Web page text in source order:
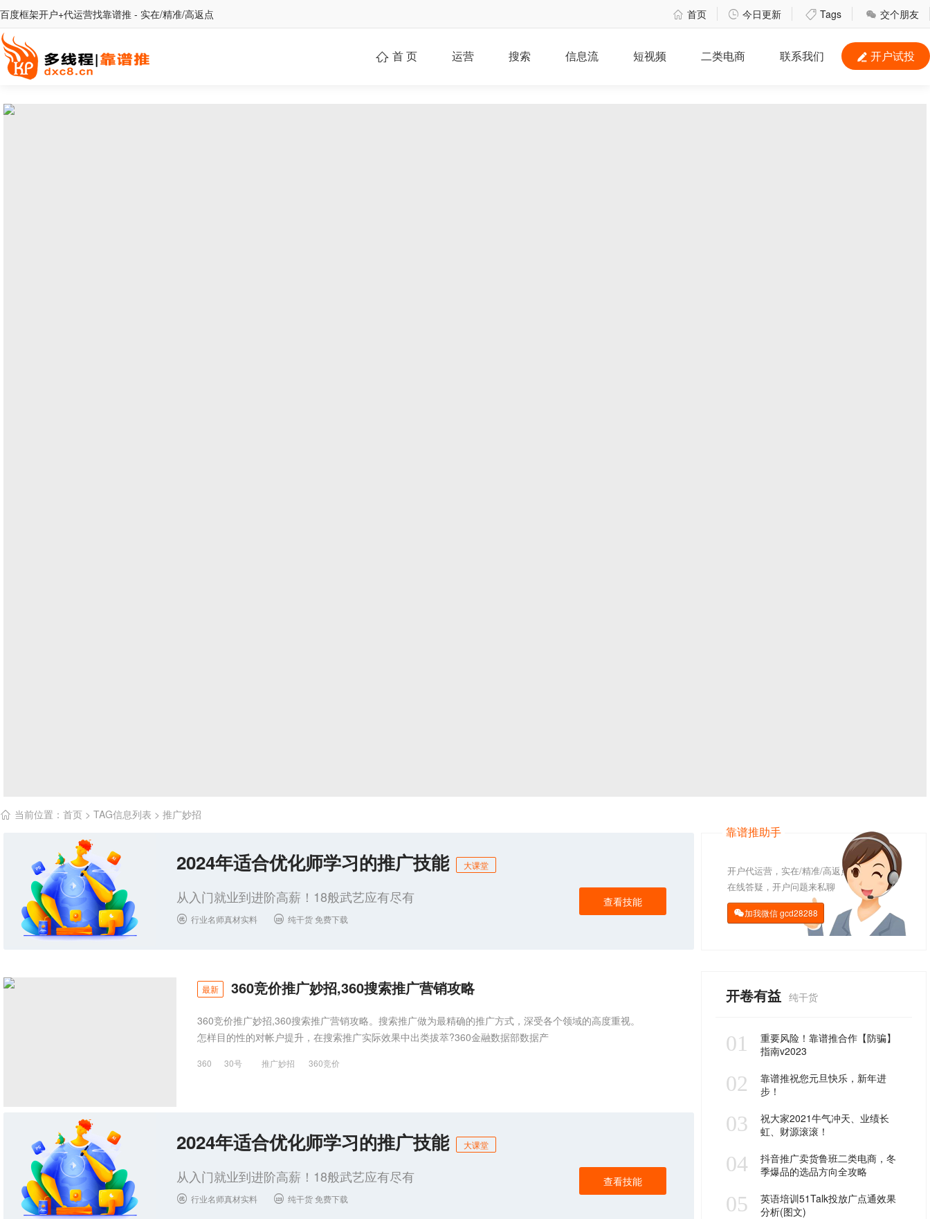
百度框架开户+代运营找靠谱推 - 实在/精准/高返点  首页  今日更新  Tags  交个朋友
 开户试投
 首 页 运营 搜索 信息流 短视频 二类电商 联系我们
 当前位置： 首页 > TAG信息列表 > 推广妙招
2024年适合优化师学习的推广技能 大课堂
从入门就业到进阶高薪！18般武艺应有尽有
 行业名师真材实料  纯干货 免费下载
查看技能
最新 360竞价推广妙招,360搜索推广营销攻略
360竞价推广妙招,360搜索推广营销攻略。搜索推广做为最精确的推广方式，深受各个领域的高度重视。
怎样目的性的对帐户提升，在搜索推广实际效果中出类拔萃?360金融数据部数据产
360 30号 推广妙招 360竞价
2024年适合优化师学习的推广技能 大课堂
从入门就业到进阶高薪！18般武艺应有尽有
 行业名师真材实料  纯干货 免费下载
查看技能
靠谱推助手
开户代运营，实在/精准/高返点
在线答疑，开户问题来私聊
加我微信gcd28288
开卷有益 纯干货
01
重要风险！靠谱推合作【防骗】
指南v2023
02
靠谱推祝您元旦快乐，新年进
步！
03
祝大家2021牛气冲天、业绩长
虹、财源滚滚！
04
抖音推广卖货鲁班二类电商，冬
季爆品的选品方向全攻略
05
英语培训51Talk投放广点通效果
分析(图文)